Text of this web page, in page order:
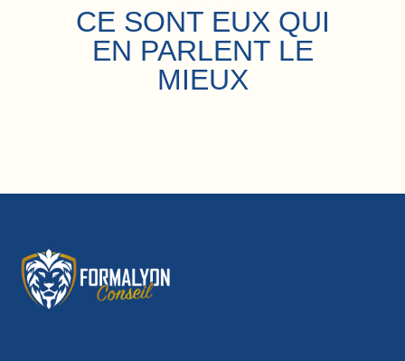
CE SONT EUX QUI
EN PARLENT LE
MIEUX